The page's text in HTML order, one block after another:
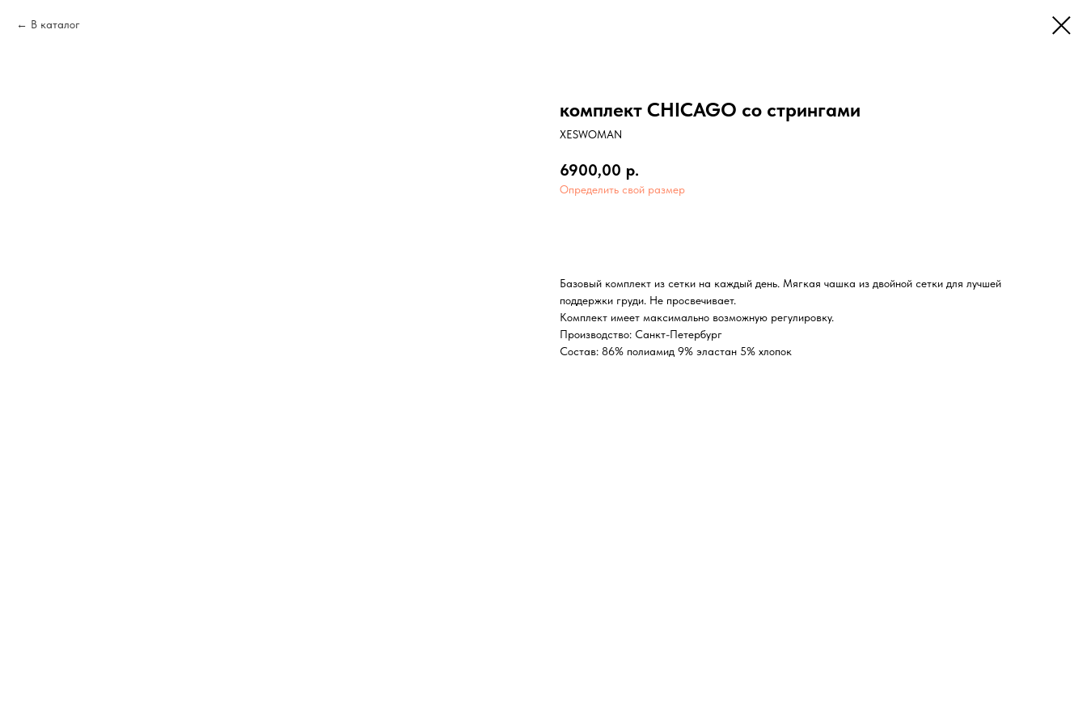
В каталог
комплект CHICAGO со стрингами
XESWOMAN
6900,00 р.
Определить свой размер
Базовый комплект из сетки на каждый день. Мягкая чашка из двойной сетки для лучшей
поддержки груди. Не просвечивает.
Комплект имеет максимально возможную регулировку.
Производство: Санкт-Петербург
Состав: 86% полиамид 9% эластан 5% хлопок